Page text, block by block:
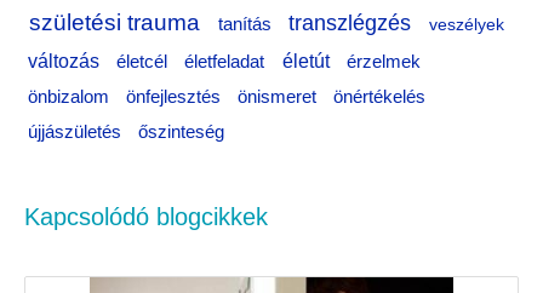
születési trauma tanítás transzlégzés veszélyek
változás életcél életfeladat életút
érzelmek
önbizalom
önfejlesztés önismeret
önértékelés
újjászületés
őszinteség
Kapcsolódó blogcikkek